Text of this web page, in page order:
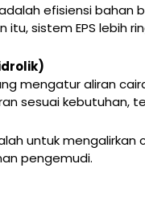
efisiensi
sistem EPS lebih
mengatur aliran
sesuai kebutuhan,
untuk mengalirkan
pengemudi.